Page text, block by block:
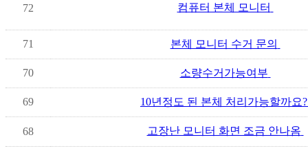
72 컴퓨터 본체 모니터
71 본체 모니터 수거 문의
70 소량수거가능여부
69 10년정도 된 본체 처리가능할까요?
68 고장난 모니터 화면 조금 안나옴